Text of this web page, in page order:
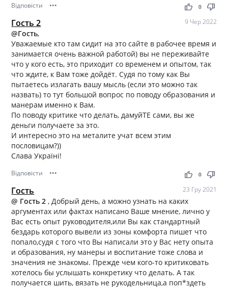
Відповісти ••• thumb_up thumb_down
0
Гость 2 9 Чер 2022
@Гость,
Уважаемые кто там сидит на это сайте в рабочее время и
занимается очень важной работой) вы не переживайте
что у кого есть, это приходит со временем и опытом, так
что ждите, к Вам тоже дойдёт. Судя по тому как Вы
пытаетесь излагать вашу мысль (если это можно так
назвать) то тут большой вопрос по поводу образования и
манерам именно к Вам.
По поводу критике что делать, дамуйТЕ сами, вы же
деньги получаете за это.
И интересно это на металите учат всем этим
пословицам?))
Слава Україні!
Відповісти ••• thumb_up thumb_down
0
Гость 23 Гру 2021
@ Гость 2, Добрый день, а можно узнать на каких
аргументах или фактах написано Ваше мнение, лично у
Вас есть опыт руководителя,или Вы как стандартный
бездарь которого вывели из зоны комфорта пишет что
попало,судя с того что Вы написали это у Вас нету опыта
и образования, ну манеры и воспитание тоже слова и
значения не знакомы. Прежде чем кого-то критиковать
хотелось бы услышать конкретику что делать. А так
получается шить, вязать не рукодельница,а поп*здеть